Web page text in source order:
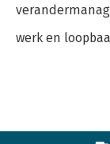
werk en